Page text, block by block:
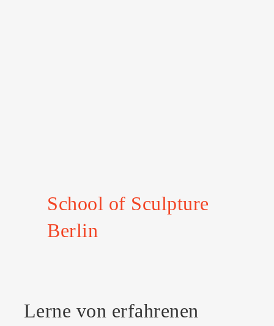
School of Sculpture
Berlin
Lerne von erfahrenen